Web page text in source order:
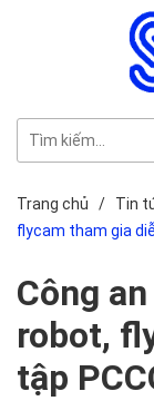
Trang chủ / Tin
flycam tham gia
Công
robot,
tập